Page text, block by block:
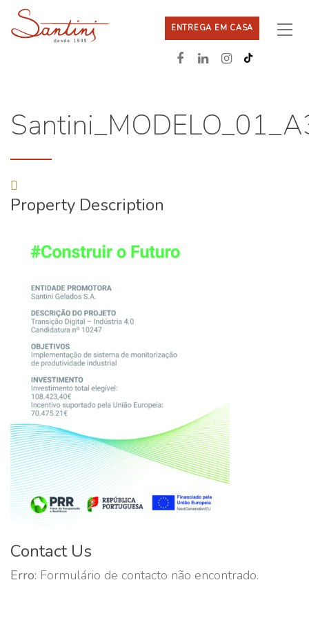
ENTREGA EM CASA
Property Description
Contact Us
Erro: Formulário de contacto não encontrado.